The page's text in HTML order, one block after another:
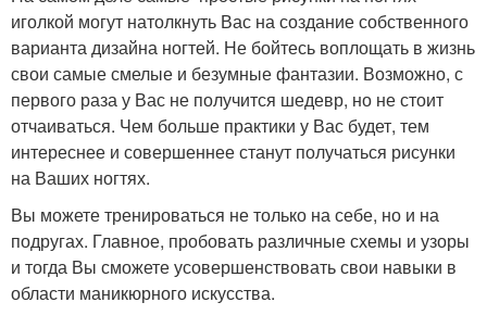
иголкой могут натолкнуть Вас на создание собственного
варианта дизайна ногтей. Не бойтесь воплощать в жизнь
свои самые смелые и безумные фантазии. Возможно, с
первого раза у Вас не получится шедевр, но не стоит
отчаиваться. Чем больше практики у Вас будет, тем
интереснее и совершеннее станут получаться рисунки
на Ваших ногтях.
Вы можете тренироваться не только на себе, но и на
подругах. Главное, пробовать различные схемы и узоры
и тогда Вы сможете усовершенствовать свои навыки в
области маникюрного искусства.